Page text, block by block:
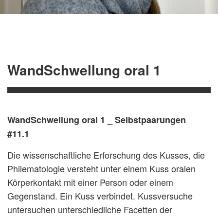
WandSchwellung oral 1
WandSchwellung oral 1 _ Selbstpaarungen
#11.1
Die wissenschaftliche Erforschung des Kusses, die
Philematologie versteht unter einem Kuss oralen
Körperkontakt mit einer Person oder einem
Gegenstand. Ein Kuss verbindet. Kussversuche
untersuchen unterschiedliche Facetten der